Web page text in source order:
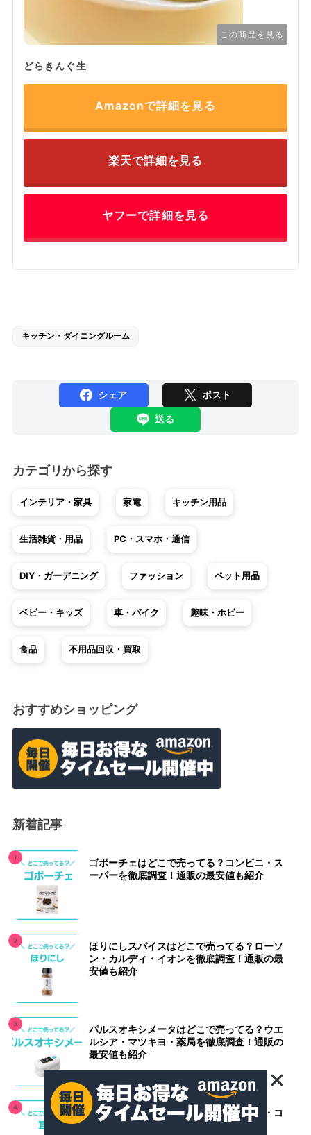
この商品を見る
どらきんぐ生
Amazonで詳細を見る
楽天で詳細を見る
ヤフーで詳細を見る
キッチン・ダイニングルーム
シェア ポスト
送る
カテゴリから探す
インテリア・家具 家電 キッチン用品
生活雑貨・用品 PC・スマホ・通信
DIY・ガーデニング ファッション ペット用品
ベビー・キッズ 車・バイク 趣味・ホビー
食品 不用品回収・買取
おすすめショッピング
新着記事
ゴボーチェはどこで売ってる？コンビニ・ス
ーパーを徹底調査！通販の最安値も紹介
ほりにしスパイスはどこで売ってる？ローソ
ン・カルディ・イオンを徹底調査！通販の最
安値も紹介
パルスオキシメータはどこで売ってる？ウエ
ルシア・マツキヨ・薬局を徹底調査！通販の
最安値も紹介
耳栓はどこで売ってる？ドラッグストア・コ
ンビニを徹底調査！通販の最安値も紹介